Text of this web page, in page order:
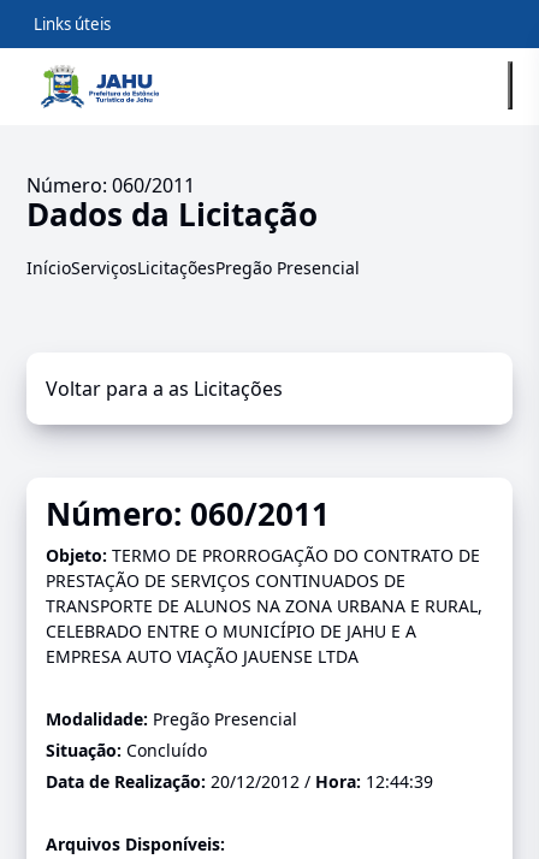
Links úteis
Número: 060/2011
Dados da Licitação
InícioServiçosLicitaçõesPregão Presencial
Voltar para a as Licitações
Número: 060/2011
Objeto:TERMO DE PRORROGAÇÃO DO CONTRATO DE
PRESTAÇÃO DE SERVIÇOS CONTINUADOS DE
TRANSPORTE DE ALUNOS NA ZONA URBANA E RURAL,
CELEBRADO ENTRE O MUNICÍPIO DE JAHU E A
EMPRESA AUTO VIAÇÃO JAUENSE LTDA
Modalidade: Pregão Presencial
Situação:Concluído
Data de Realização:20/12/2012 / Hora: 12:44:39
Arquivos Disponíveis: